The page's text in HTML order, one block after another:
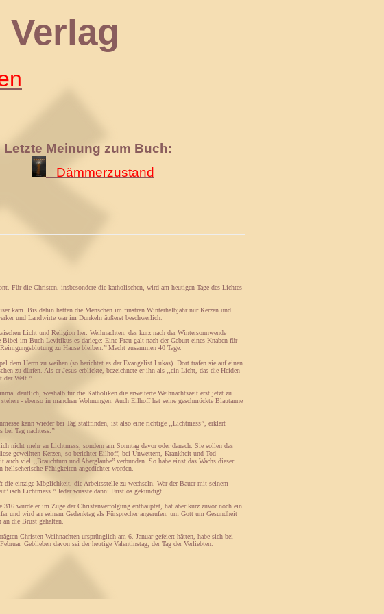
Letzte Meinung zum Buch:
Dämmerzustand
Für die Christen, insbesondere die katholischen, wird am heutigen Tage des Lichtes
kam. Bis dahin hatten die Menschen im finstren Winterhalbjahr nur Kerzen und
und Landwirte war im Dunkeln äußerst beschwerlich.
Licht und Religion her: Weihnachten, das kurz nach der Wintersonnwende
im Buch Levitikus es darlege: Eine Frau galt nach der Geburt eines Knaben für
zu Hause bleiben.’’ Macht zusammen 40 Tage.
dem Herrn zu weihen (so berichtet es der Evangelist Lukas). Dort trafen sie auf einen
zu dürfen. Als er Jesus erblickte, bezeichnete er ihn als ‚‚ein Licht, das die Heiden
Welt.’’
deutlich, weshalb für die Katholiken die erweiterte Weihnachtszeit erst jetzt zu
- ebenso in manchen Wohnungen. Auch Eilhoff hat seine geschmückte Blautanne
kann wieder bei Tag stattfinden, ist also eine richtige ‚‚Lichtmess’’, erklärt
Tag nachtess.’’
nicht mehr an Lichtmess, sondern am Sonntag davor oder danach. Sie sollen das
geweihten Kerzen, so berichtet Eilhoff, bei Unwettern, Krankheit und Tod
viel ‚‚Brauchtum und Aberglaube’’ verbunden. So habe einst das Wachs dieser
Fähigkeiten angedichtet worden.
einzige Möglichkeit, die Arbeitsstelle zu wechseln. War der Bauer mit seinem
isch Lichtmess.’’ Jeder wusste dann: Fristlos gekündigt.
wurde er im Zuge der Christenverfolgung enthauptet, hat aber kurz zuvor noch ein
und wird an seinem Gedenktag als Fürsprecher angerufen, um Gott um Gesundheit
die Brust gehalten.
Christen Weihnachten ursprünglich am 6. Januar gefeiert hätten, habe sich bei
Geblieben davon sei der heutige Valentinstag, der Tag der Verliebten.